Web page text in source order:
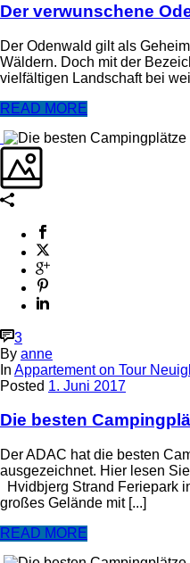
Der verwunschene
Der Odenwald gilt als
Wäldern. Doch mit der
vielfältigen Landschaft bei
READ MORE
3
By anne
In Appartement on Tour
Posted 1. Juni 2017
Die besten
Der ADAC hat die besten
ausgezeichnet. Hier lesen
Hvidbjerg Strand Feriepark
großes Gelände mit [...]
READ MORE